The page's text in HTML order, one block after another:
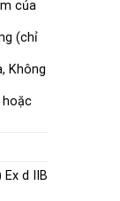
của
(chỉ
Không
hoặc
Ex d IIB